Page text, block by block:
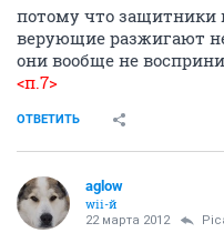
потому что защитники
верующие разжигают
они вообще не
<п.7>
ОТВЕТИТЬ
aglow
wii-й
22 марта 2012